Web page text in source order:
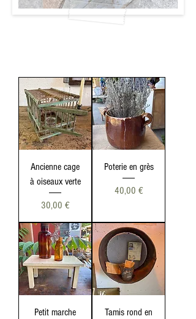
Ancienne cage
à oiseaux verte
Prix
30,00 €
Poterie en grès
Prix
40,00 €
Petit marche
Tamis rond en